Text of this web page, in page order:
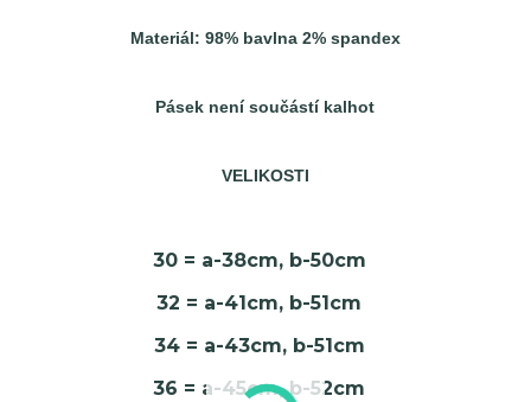
Materiál: 98% bavlna 2% spandex
Pásek není součástí kalhot
VELIKOSTI
30 = a-38cm, b-50cm
32 = a-41cm, b-51cm
34 = a-43cm, b-51cm
36 = a-45cm, b-52cm